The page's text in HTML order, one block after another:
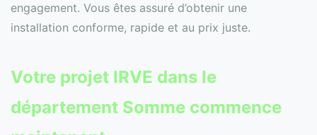
engagement. Vous êtes assuré d’obtenir une
installation conforme, rapide et au prix juste.
Votre projet IRVE dans le
département Somme commence